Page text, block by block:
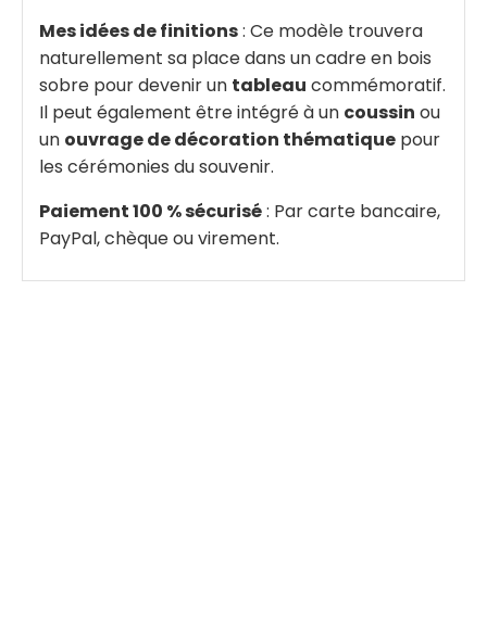
Mes idées de finitions: Ce modèle trouvera
naturellement sa place dans un cadre en bois
sobre pour devenir un tableau commémoratif.
Il peut également être intégré à un coussin ou
un ouvrage de décoration thématique pour
les cérémonies du souvenir.
Paiement 100 % sécurisé: Par carte bancaire,
PayPal, chèque ou virement.